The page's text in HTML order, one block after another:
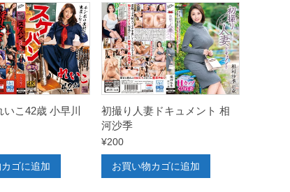
いこ42歳 小早川
ゴに追加
初撮り人妻ドキュメント 相
河沙季
¥200
お買い物カゴに追加